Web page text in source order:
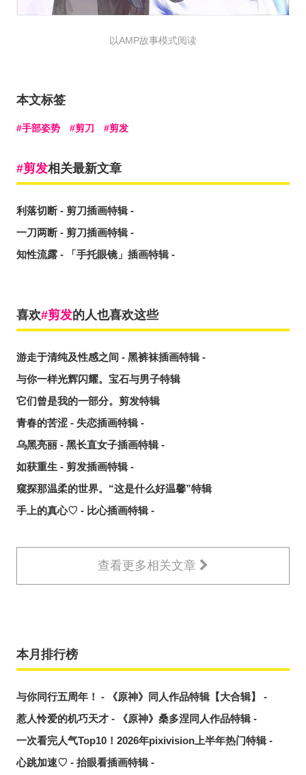
以AMP故事模式阅读
本文标签
手部姿势 剪刀 剪发
剪发相关最新文章
利落切断 - 剪刀插画特辑 -
一刀两断 - 剪刀插画特辑 -
知性流露 - 「手托眼镜」插画特辑 -
喜欢 剪发的人也喜欢这些
游走于清纯及性感之间 - 黑裤袜插画特辑 -
与你一样光辉闪耀。宝石与男子特辑
它们曾是我的一部分。剪发特辑
青春的苦涩 - 失恋插画特辑 -
乌黑亮丽 - 黑长直女子插画特辑 -
如获重生 - 剪发插画特辑 -
窥探那温柔的世界。“这是什么好温馨”特辑
手上的真心♡ - 比心插画特辑 -
查看更多相关文章
本月排行榜
与你同行五周年！ - 《原神》同人作品特辑【大合辑】 -
惹人怜爱的机巧天才 - 《原神》桑多涅同人作品特辑 -
一次看完人气Top10！2026年pixivision上半年热门特辑 -
心跳加速♡ - 抬眼看插画特辑 -